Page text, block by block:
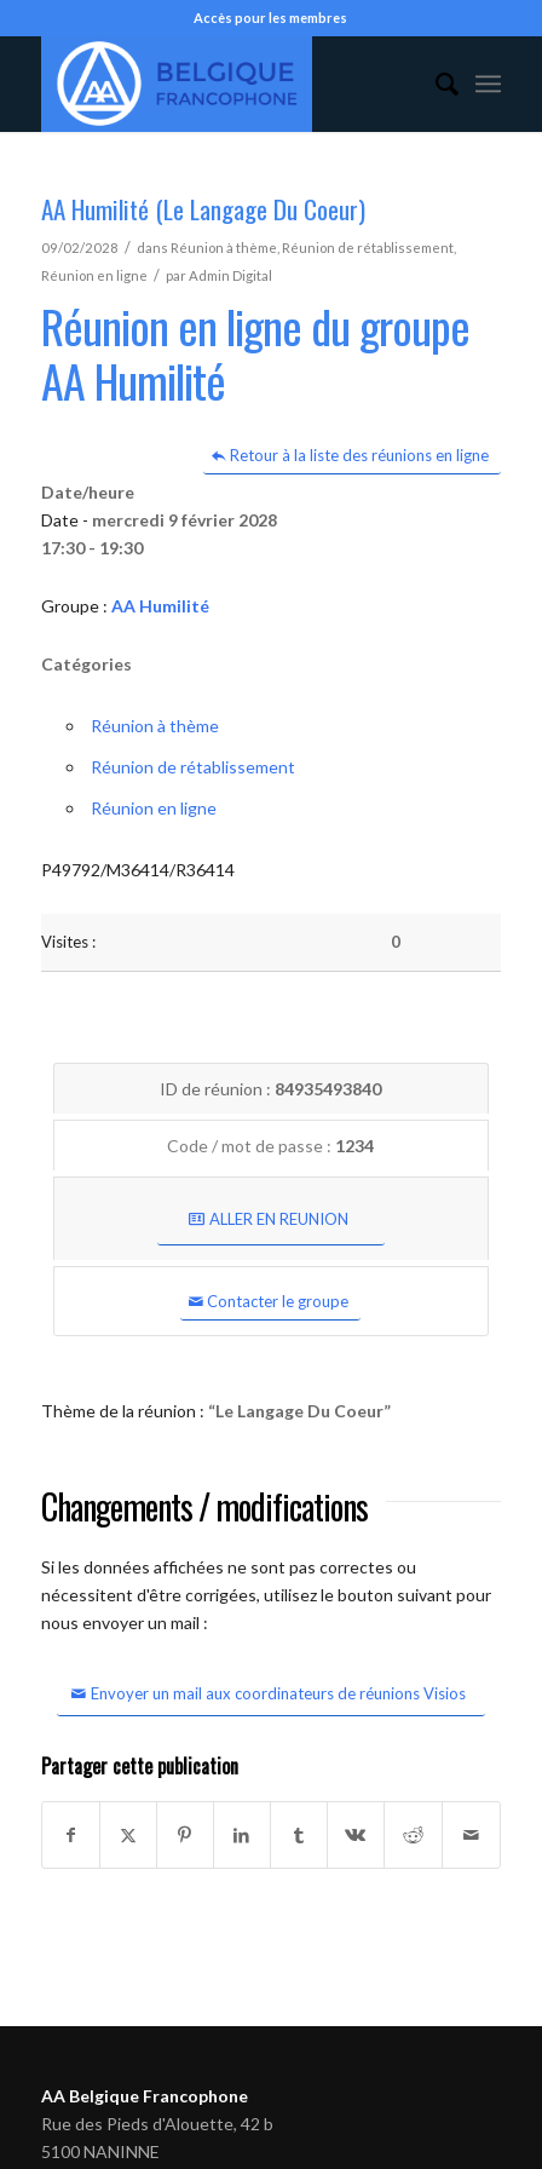
Accès pour les membres
AA Humilité (Le Langage Du Coeur)
09/02/2028 / dans Réunion à thème Réunion de rétablissement,
Réunion en ligne / parAdmin Digital
Réunion en ligne du groupe
AA Humilité
Retour à la liste des réunions en ligne
Date/heure
Date - mercredi 9 février 2028
17:30 - 19:30
Groupe : AA Humilité
Catégories
Réunion à thème
Réunion de rétablissement
Réunion en ligne
P49792/M36414/R36414
Visites : 0
ID de réunion : 84935493840
Code / mot de passe : 1234
ALLER EN REUNION
Contacter le groupe
Thème de la réunion : “Le Langage Du Coeur”
Changements / modifications
Si les données affichées ne sont pas correctes ou
nécessitent d'être corrigées, utilisez le bouton suivant pour
nous envoyer un mail :
Envoyer un mail aux coordinateurs de réunions Visios
Partager cette publication
AA Belgique Francophone
Rue des Pieds d'Alouette, 42 b
5100 NANINNE